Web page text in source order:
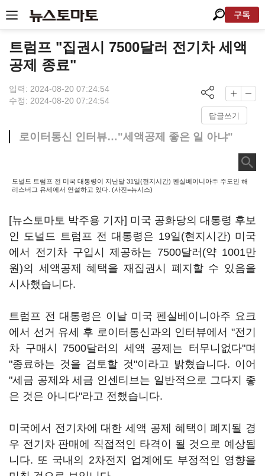
구독
트럼프 "집권시 7500달러 전기차 세액
공제 종료"
입력: 2024-08-20 07:24:54
수정: 2024-08-20 07:24:54
답글쓰기
로이터통신 인터뷰…"세액공제 좋은 일 아냐"
도널드 트럼프 전 미국 대통령이 지난달 31일(현지시간) 펜실베이니아주 주도인 해
리스버그 유세에서 연설하고 있다. (사진=뉴시스)
[뉴스토마토 박주용 기자] 미국 공화당의 대통령 후보
인 도널드 트럼프 전 대통령은 19일(현지시간) 미국
에서 전기차 구입시 제공하는 7500달러(약 1001만
원)의 세액공제 혜택을 재집권시 폐지할 수 있음을
시사했습니다.
트럼프 전 대통령은 이날 미국 펜실베이니아주 요크
에서 선거 유세 후 로이터통신과의 인터뷰에서 "전기
차 구매시 7500달러의 세액 공제는 터무니없다"며
"종료하는 것을 검토할 것"이라고 밝혔습니다. 이어
"세금 공제와 세금 인센티브는 일반적으로 그다지 좋
은 것은 아니다"라고 전했습니다.
미국에서 전기차에 대한 세액 공제 혜택이 폐지될 경
우 전기차 판매에 직접적인 타격이 될 것으로 예상됩
니다. 또 국내의 2차전지 업계에도 부정적인 영향을